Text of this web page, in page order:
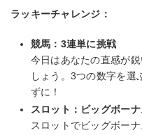
ラッキーチャレンジ：
競馬：3連単に挑戦
今日はあなたの直感が
しょう。3つの数字を選
ずに！
スロット：ビッグボーナ
スロットでビッグボー